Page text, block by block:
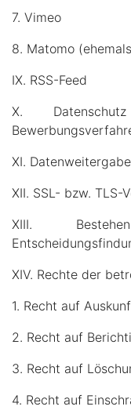
7. Vimeo
8. Matomo
IX. RSS-Feed
X.
XI.
XII. SSL- bzw. TLS-
XIII.
XIV. Rechte der
1. Recht auf
2. Recht auf
3. Recht auf
4. Recht auf